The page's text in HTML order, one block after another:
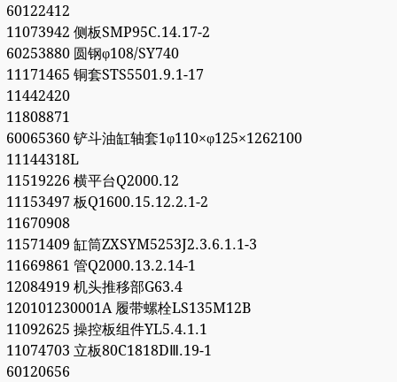
60122412
11073942 侧板SMP95C.14.17-2
60253880 圆钢φ108/SY740
11171465 铜套STS5501.9.1-17
11442420
11808871
60065360 铲斗油缸轴套1φ110×φ125×1262100
11144318L
11519226 横平台Q2000.12
11153497 板Q1600.15.12.2.1-2
11670908
11571409 缸筒ZXSYM5253J2.3.6.1.1-3
11669861 管Q2000.13.2.14-1
12084919 机头推移部G63.4
120101230001A 履带螺栓LS135M12B
11092625 操控板组件YL5.4.1.1
11074703 立板80C1818DⅢ.19-1
60120656